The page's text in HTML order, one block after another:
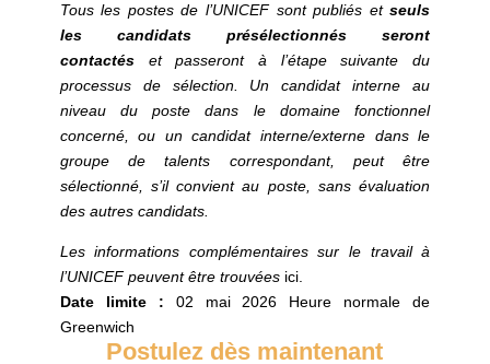
Tous les postes de l’UNICEF sont publiés etseuls
les candidats présélectionnés seront
contactéset passeront à l’étape suivante du
processus de sélection. Un candidat interne au
niveau du poste dans le domaine fonctionnel
concerné, ou un candidat interne/externe dans le
groupe de talents correspondant, peut être
sélectionné, s’il convient au poste, sans évaluation
des autres candidats.
Les informations complémentaires sur le travail à
l’UNICEF peuvent être trouvéesici.
Date limite :
02 mai 2026 Heure normale de
Greenwich
Postulez dès maintenant